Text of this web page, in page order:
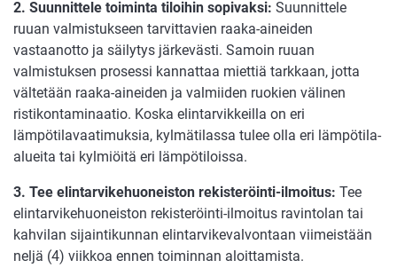
2. Suunnittele toiminta tiloihin sopivaksi: Suunnittele
ruuan valmistukseen tarvittavien raaka-aineiden
vastaanotto ja säilytys järkevästi. Samoin ruuan
valmistuksen prosessi kannattaa miettiä tarkkaan, jotta
vältetään raaka-aineiden ja valmiiden ruokien välinen
ristikontaminaatio. Koska elintarvikkeilla on eri
lämpötilavaatimuksia, kylmätilassa tulee olla eri lämpötila-
alueita tai kylmiöitä eri lämpötiloissa.
3. Tee elintarvikehuoneiston rekisteröinti-ilmoitus: Tee
elintarvikehuoneiston rekisteröinti-ilmoitus ravintolan tai
kahvilan sijaintikunnan elintarvikevalvontaan viimeistään
neljä (4) viikkoa ennen toiminnan aloittamista.